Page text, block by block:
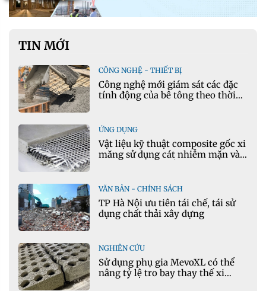
TIN MỚI
CÔNG NGHỆ - THIẾT BỊ
Công nghệ mới giám sát các đặc
tính động của bê tông theo thời
ỨNG DỤNG
Vật liệu kỹ thuật composite gốc xi
măng sử dụng cát nhiễm mặn và
VĂN BẢN - CHÍNH SÁCH
TP Hà Nội ưu tiên tái chế, tái sử
dụng chất thải xây dựng
NGHIÊN CỨU
Sử dụng phụ gia MevoXL có thể
nâng tỷ lệ tro bay thay thế xi